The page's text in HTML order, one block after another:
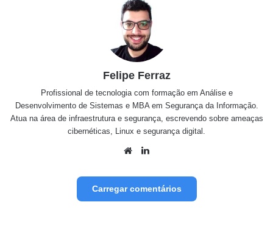
Felipe Ferraz
Profissional de tecnologia com formação em Análise e
Desenvolvimento de Sistemas e MBA em Segurança da Informação.
Atua na área de infraestrutura e segurança, escrevendo sobre ameaças
cibernéticas, Linux e segurança digital.
Website
Carregar comentários